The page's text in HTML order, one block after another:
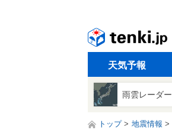
天気予報
雨雲レーダー
トップ 地震情報